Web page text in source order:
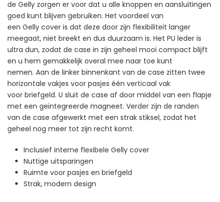
de Gelly zorgen er voor dat u alle knoppen en aansluitingen
goed kunt blijven gebruiken. Het voordeel van
een Gelly cover is dat deze door zijn flexibiliteit langer
meegaat, niet breekt en dus duurzaam is. Het PU leder is
ultra dun, zodat de case in zijn geheel mooi compact blijft
en u hem gemakkelijk overal mee naar toe kunt
nemen. Aan de linker binnenkant van de case zitten twee
horizontale vakjes voor pasjes één verticaal vak
voor briefgeld. U sluit de case af door middel van een flapje
met een geïntegreerde magneet. Verder zijn de randen
van de case afgewerkt met een strak stiksel, zodat het
geheel nog meer tot zijn recht komt.
Inclusief interne flexibele Gelly cover
Nuttige uitsparingen
Ruimte voor pasjes en briefgeld
Strak, modern design